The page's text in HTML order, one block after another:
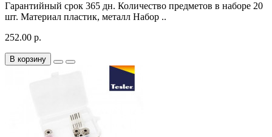
Гарантийный срок 365 дн. Количество предметов в наборе 20
шт. Материал пластик, металл Набор ..
252.00 р.
В корзину